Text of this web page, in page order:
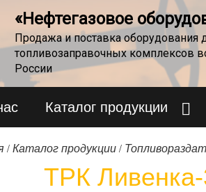
«Нефтегазовое
Продажа и поставка оборудования
топливозаправочных комплексов
России
Каталог продукции
/ Каталог продукции /
ТРК